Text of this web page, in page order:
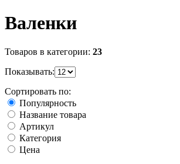
Валенки
Товаров в категории: 23
Показывать:
Сортировать по:
Популярность
Название товара
Артикул
Категория
Цена